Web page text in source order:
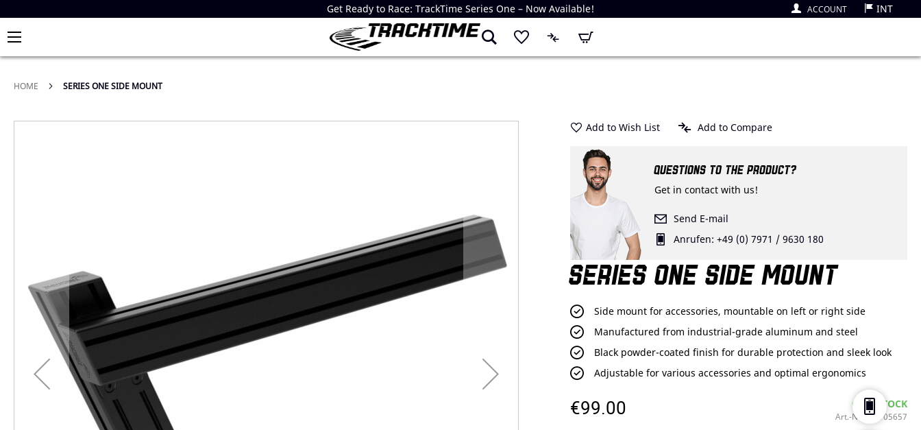
Get Ready to Race: TrackTime Series One – Now Available! ACCOUNT INT
My Cart
HOME SERIES ONE SIDE MOUNT
SERIES ONE SIDE MOUNT
Side mount for accessories, mountable on left or right side
Manufactured from industrial-grade aluminum and steel
Black powder-coated finish for durable protection and sleek look
Adjustable for various accessories and optimal ergonomics
€99.00 IN STOCK
Art.-Nr. 75105657
Add to Wish List Add to Compare
QUESTIONS TO THE PRODUCT?
Get in contact with us!
Send E-mail
Anrufen: +49 (0) 7971 / 9630 180